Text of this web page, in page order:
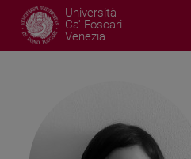
Università
Ca' Foscari
Venezia